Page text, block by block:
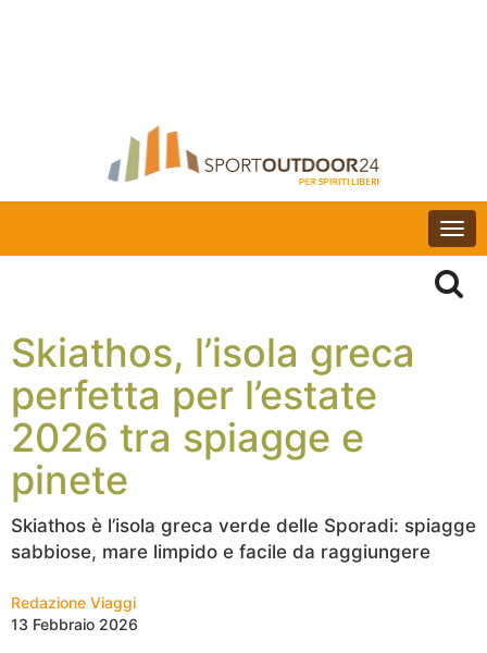
Skiathos, l’isola greca
perfetta per l’estate
2026 tra spiagge e
pinete
Skiathos è l’isola greca verde delle Sporadi: spiagge
sabbiose, mare limpido e facile da raggiungere
Redazione Viaggi
13 Febbraio 2026